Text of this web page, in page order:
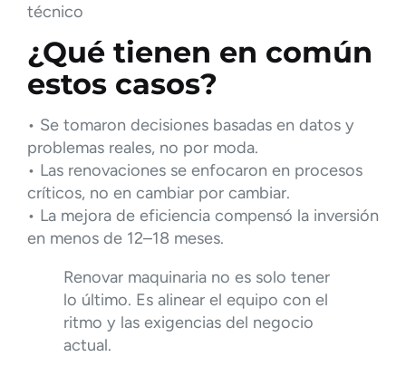
técnico
¿Qué tienen en común
estos casos?
• Se tomaron decisiones basadas en datos y
problemas reales, no por moda.
• Las renovaciones se enfocaron en procesos
críticos, no en cambiar por cambiar.
• La mejora de eficiencia compensó la inversión
en menos de 12–18 meses.
Renovar maquinaria no es solo tener
lo último. Es alinear el equipo con el
ritmo y las exigencias del negocio
actual.